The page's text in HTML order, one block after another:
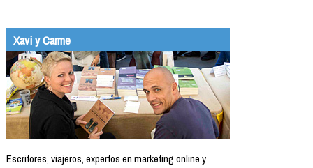
Xavi y Carme
Escritores, viajeros, expertos en marketing online y